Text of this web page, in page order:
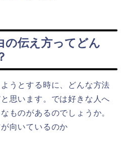
の伝え方ってどん
うとする時に、どんな方法
思います。では好きな人へ
ものがあるのでしょうか。
向いているのか